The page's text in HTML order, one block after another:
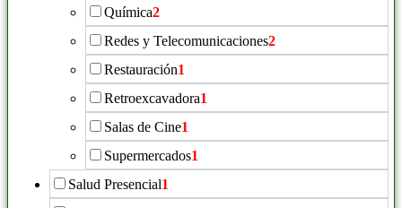
Química2
Redes y Telecomunicaciones2
Restauración1
Retroexcavadora1
Salas de Cine1
Supermercados1
Salud Presencial1